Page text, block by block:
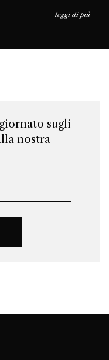
leggi di più
sugli
nostra